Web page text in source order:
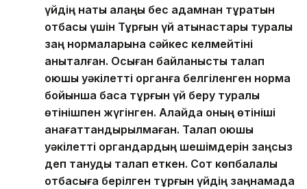
үйдің нақты алаңы бес адамнан тұратын
отбасы үшін Тұрғын үй қатынастары туралы
заң нормаларына сәйкес келмейтіні
анықталған. Осыған байланысты талап
қоюшы уәкілетті органға белгіленген норма
бойынша басқа тұрғын үй беру туралы
өтінішпен жүгінген. Алайда оның өтініші
қанағаттандырылмаған. Талап қоюшы
уәкілетті органдардың шешімдерін заңсыз
деп тануды талап еткен. Сот көпбалалы
отбасыға берілген тұрғын үйдің заңнамада